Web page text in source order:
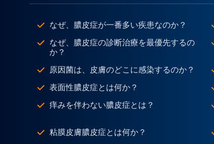
なぜ、膿皮症が一番多い疾患なのか？
なぜ、膿皮症の診断治療を最優先するの
か？
原因菌は、皮膚のどこに感染するのか？
表面性膿皮症とは何か？
痒みを伴わない膿皮症とは？
粘膜皮膚膿皮症とは何か？